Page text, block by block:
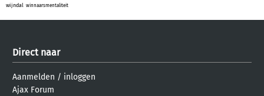
wijndal winnaarsmentaliteit
Direct naar
Aanmelden / inloggen
Ajax Forum